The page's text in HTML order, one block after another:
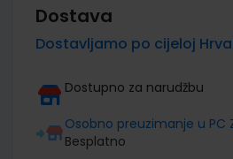
Dostava
Dostavljamo po cijeloj
Dostupno za narudžbu
Osobno preuzimanje u PC
Besplatno